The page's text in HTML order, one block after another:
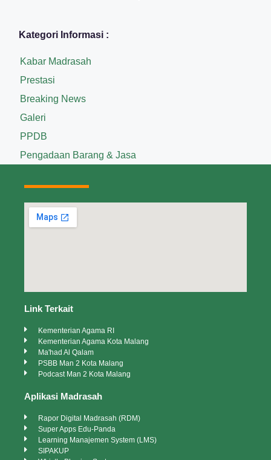
Kategori Informasi :
Kabar Madrasah
Prestasi
Breaking News
Galeri
PPDB
Pengadaan Barang & Jasa
Link Terkait
Kementerian Agama RI
Kementerian Agama Kota Malang
Ma'had Al Qalam
PSBB Man 2 Kota Malang
Podcast Man 2 Kota Malang
Aplikasi Madrasah
Rapor Digital Madrasah (RDM)
Super Apps Edu-Panda
Learning Manajemen System (LMS)
SIPAKUP